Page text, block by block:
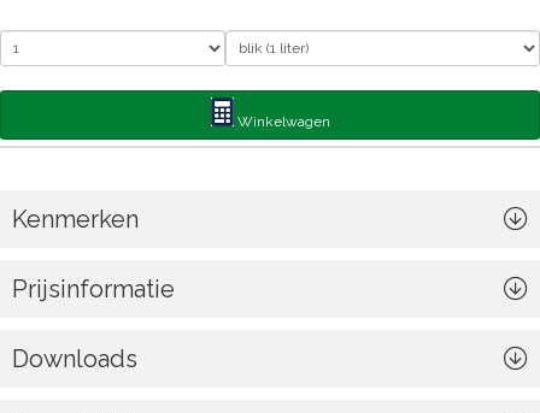
Winkelwagen
Kenmerken
Prijsinformatie
Downloads